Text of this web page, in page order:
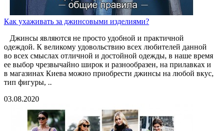
Как ухаживать за джинсовыми изделиями?
Джинсы являются не просто удобной и практичной
одеждой. К великому удовольствию всех любителей данной
во всех смыслах отличной и достойной одежды, в наше время
ее выбор чрезвычайно широк и разнообразен, на прилавках и
в магазинах Киева можно приобрести джинсы на любой вкус,
тип фигуры, ..
03.08.2020